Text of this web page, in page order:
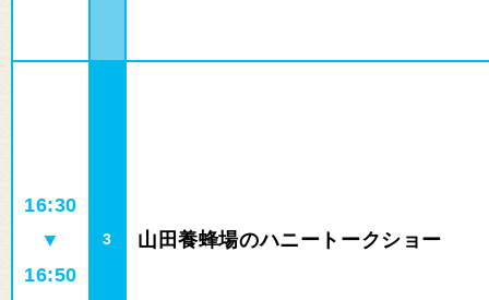
16:30
▼
16:50
3 山田養蜂場のハニートークショー